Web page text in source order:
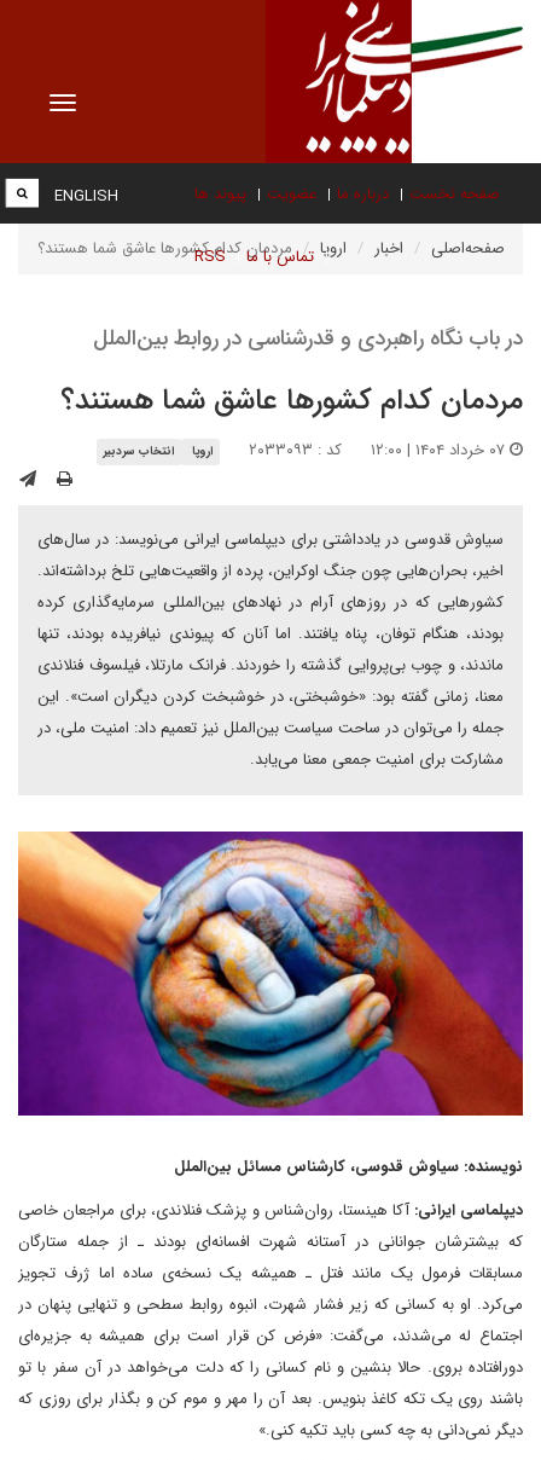
Toggle
صفحه نخست درباره ما عضویت پیوند ها
تماس با ما RSS
ENGLISH
صفحه‌اصلی اخبار اروپا مردمان کدام کشورها عاشق شما هستند؟
در باب نگاه راهبردی و قدرشناسی در روابط بین‌الملل
مردمان کدام کشورها عاشق شما هستند؟
کد : ۲۰۳۳۰۹۳ اروپا انتخاب سردبیر
سیاوش قدوسی در یادداشتی برای دیپلماسی ایرانی می‌نویسد: در سال‌های
اخیر، بحران‌هایی چون جنگ اوکراین، پرده از واقعیت‌هایی تلخ برداشته‌اند.
کشورهایی که در روزهای آرام در نهادهای بین‌المللی سرمایه‌گذاری کرده
بودند، هنگام توفان، پناه یافتند. اما آنان که پیوندی نیافریده بودند، تنها
ماندند، و چوب بی‌پروایی گذشته را خوردند. فرانک مارتلا، فیلسوف فنلاندی
معنا، زمانی گفته بود: «خوشبختی، در خوشبخت کردن دیگران است». این
جمله را می‌توان در ساحت سیاست بین‌الملل نیز تعمیم داد: امنیت ملی، در
مشارکت برای امنیت جمعی معنا می‌یابد.
نویسنده: سیاوش قدوسی، کارشناس مسائل بین‌الملل
دیپلماسی ایرانی:آکا هینستا، روان‌شناس و پزشک فنلاندی، برای مراجعان خاصی
که بیشترشان جوانانی در آستانه شهرت افسانه‌ای بودند ـ از جمله ستارگان
مسابقات فرمول یک مانند فتل ـ همیشه یک نسخه‌ی ساده اما ژرف تجویز
می‌کرد. او به کسانی که زیر فشار شهرت، انبوه روابط سطحی و تنهایی پنهان در
اجتماع له می‌شدند، می‌گفت: «فرض کن قرار است برای همیشه به جزیره‌ای
دورافتاده بروی. حالا بنشین و نام کسانی را که دلت می‌خواهد در آن سفر با تو
باشند روی یک تکه کاغذ بنویس. بعد آن را مهر و موم کن و بگذار برای روزی که
دیگر نمی‌دانی به چه کسی باید تکیه کنی.»